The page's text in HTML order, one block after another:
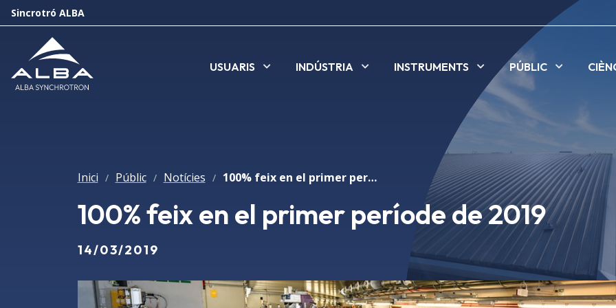
Sincrotró ALBA
USUARIS INDÚSTRIA INSTRUMENTS PÚBLIC
Inici / Públic / Notícies / 100% feix en el primer període de 2019
100% feix en el primer període de 2019
14/03/2019